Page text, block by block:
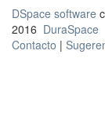
DSpace software
2016 DuraSpace
Contacto |